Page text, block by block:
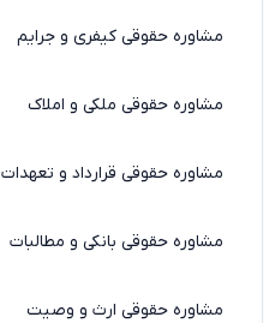
مشاوره حقوقی کیفری و جرایم
مشاوره حقوقی ملکی و املاک
مشاوره حقوقی قرارداد و تعهدات
مشاوره حقوقی بانکی و مطالبات
مشاوره حقوقی ارث و وصیت